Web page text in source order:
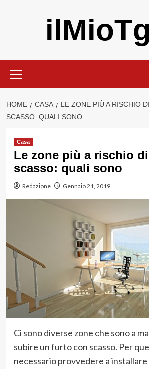
principale
HOME CASA
LE ZONE PIÙ A RISCHIO
SCASSO: QUALI SONO
Casa
Le zone più a rischio
scasso: quali sono
Redazione Gennaio 21, 2019
Ci sono diverse zone che sono a
subire un furto con scasso. Per
necessario provvedere a